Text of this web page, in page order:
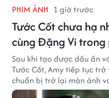
PHIM ẢNH 1 giờ trước
Tước Cốt chưa hạ
cùng Đặng Vi trong
Sau khi tạo được dấu ấn
Tước Cốt, Amy tiếp tục
chuẩn bị trở lại màn ảnh
Phổ.